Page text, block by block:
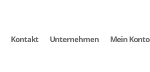
Kontakt Unternehmen Mein Konto